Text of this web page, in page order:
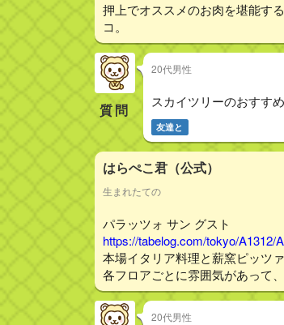
押上でオススメのお肉を堪能す
コ。
質問
20代男性
スカイツリーのおすす
友達と
はらぺこ君（公式）
生まれたての
パラッツォ サン グスト
https://tabelog.com/tokyo/A1312/
本場イタリア料理と薪窯ピッツ
各フロアごとに雰囲気があって
20代男性